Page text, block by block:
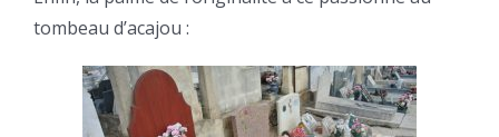
tombeau d’acajou :